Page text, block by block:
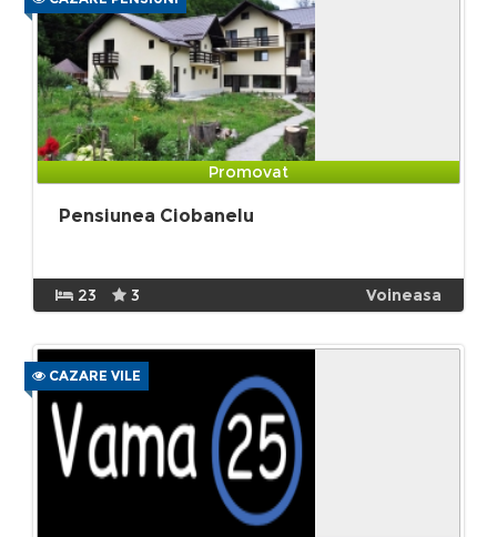
Promovat
Pensiunea Ciobanelu
23 3 Voineasa
CAZARE VILE